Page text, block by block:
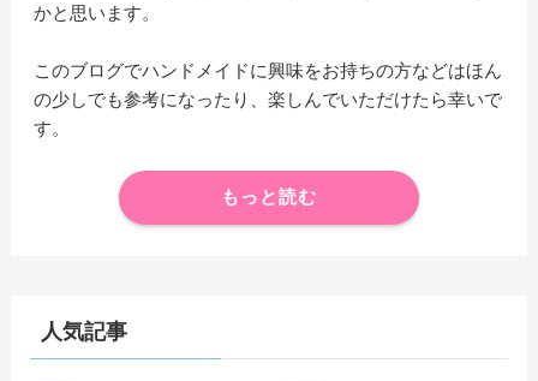
かと思います。
このブログでハンドメイドに興味をお持ちの方などはほん
の少しでも参考になったり、楽しんでいただけたら幸いで
す。
もっと読む
人気記事